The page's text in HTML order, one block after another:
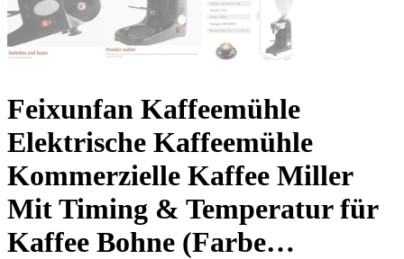
Feixunfan Kaffeemühle
Elektrische Kaffeemühle
Kommerzielle Kaffee Miller
Mit Timing & Temperatur für
Kaffee Bohne (Farbe…